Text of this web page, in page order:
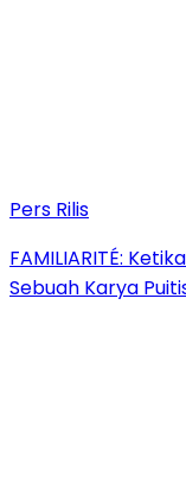
Pers Rilis
FAMILIARITÉ:
Sebuah Karya